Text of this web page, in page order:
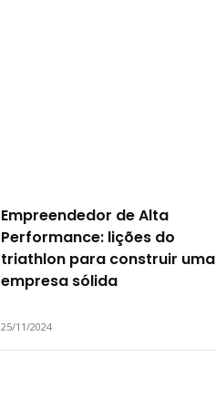
Empreendedor de Alta
Performance: lições do
triathlon para construir uma
empresa sólida
25/11/2024